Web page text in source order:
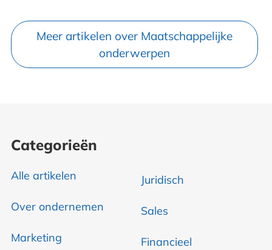
Meer artikelen over Maatschappelijke
onderwerpen
Categorieën
Alle artikelen
Over ondernemen
Marketing
Juridisch
Sales
Financieel